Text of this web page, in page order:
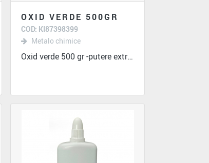
OXID VERDE 500GR
COD: KI87398399
Metalo chimice
Oxid verde 500 gr -putere extrem de mare de...